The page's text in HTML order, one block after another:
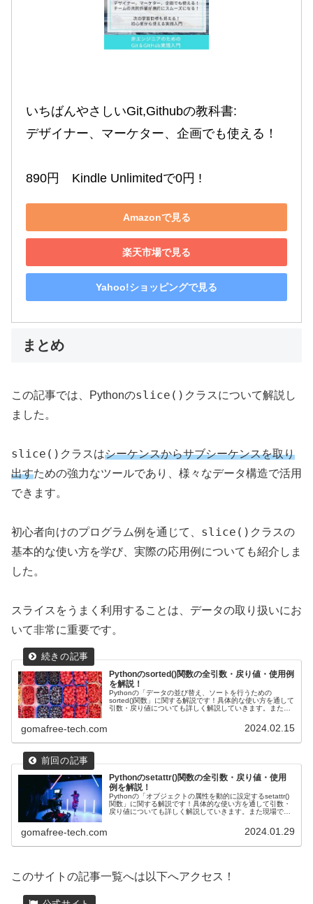
いちばんやさしいGit,Githubの教科書:
デザイナー、マーケター、企画でも使える！
890円　Kindle Unlimitedで0円 !
Amazonで見る
楽天市場で見る
Yahoo!ショッピングで見る
まとめ
この記事では、Pythonのslice() クラスについて解説し
ました。
slice() クラスはシーケンスからサブシーケンスを取り
出すための強力なツールであり、様々なデータ構造で活用
できます。
初心者向けのプログラム例を通じて、 slice() クラスの
基本的な使い方を学び、実際の応用例についても紹介しま
した。
スライスをうまく利用することは、データの取り扱いにお
いて非常に重要です。
Pythonのsorted()関数の全引数・戻り値・使用例
を解説！
Pythonの「データの並び替え、ソートを行うための
sorted()関数」に関する解説です！具体的な使い方を通して
引数・戻り値についても詳しく解説していきます。また現
り扱う処理からシステム開発まで様々な場面でよく使われ
gomafree-tech.com 2024.02.15
Pythonのsetattr()関数の全引数・戻り値・使用
例を解説！
Pythonの「オブジェクトの属性を動的に設定するsetattr()
関数」に関する解説です！具体的な使い方を通して引数・
戻り値についても詳しく解説していきます。また現場で使
と合わせて、システム開発分野でよく使われます。
gomafree-tech.com 2024.01.29
このサイトの記事一覧へは以下へアクセス！